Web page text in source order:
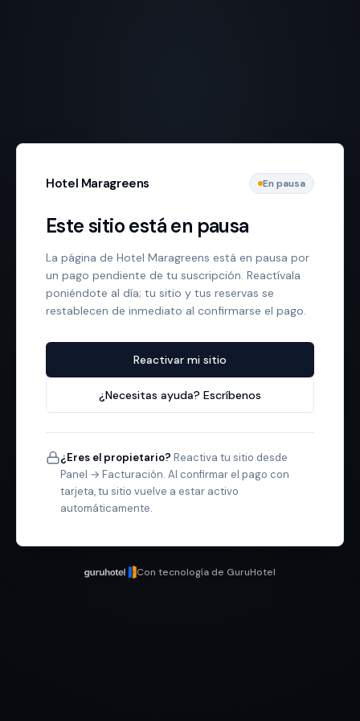
Hotel Maragreens En pausa
Este sitio está en pausa
La página de Hotel Maragreens está en pausa por
un pago pendiente de tu suscripción. Reactívala
poniéndote al día; tu sitio y tus reservas se
restablecen de inmediato al confirmarse el pago.
Reactivar mi sitio
¿Necesitas ayuda? Escríbenos
¿Eres el propietario? Reactiva tu sitio desde
Panel → Facturación. Al confirmar el pago con
tarjeta, tu sitio vuelve a estar activo
automáticamente.
Con tecnología de GuruHotel